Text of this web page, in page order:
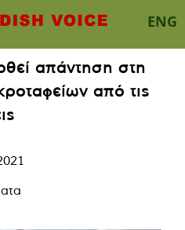
ENG
απάντηση στη
από τις